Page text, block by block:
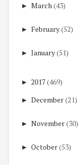
► March(43)
► February(52)
► January(51)
► 2017(469)
► December(21)
► November(30)
► October(53)